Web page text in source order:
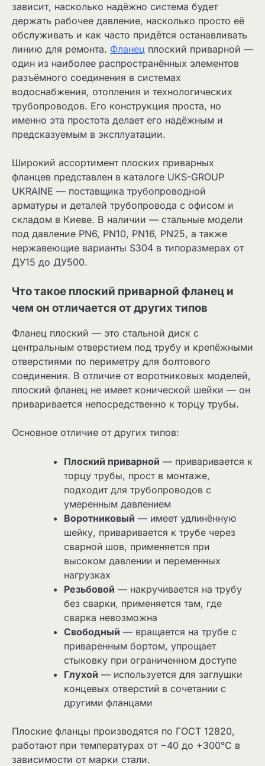
зависит, насколько надёжно система будет
держать рабочее давление, насколько просто её
обслуживать и как часто придётся останавливать
линию для ремонта. Фланец плоский приварной —
один из наиболее распространённых элементов
разъёмного соединения в системах
водоснабжения, отопления и технологических
трубопроводов. Его конструкция проста, но
именно эта простота делает его надёжным и
предсказуемым в эксплуатации.
Широкий ассортимент плоских приварных
фланцев представлен в каталоге UKS-GROUP
UKRAINE — поставщика трубопроводной
арматуры и деталей трубопровода с офисом и
складом в Киеве. В наличии — стальные модели
под давление PN6, PN10, PN16, PN25, а также
нержавеющие варианты S304 в типоразмерах от
ДУ15 до ДУ500.
Что такое плоский приварной фланец и
чем он отличается от других типов
Фланец плоский — это стальной диск с
центральным отверстием под трубу и крепёжными
отверстиями по периметру для болтового
соединения. В отличие от воротниковых моделей,
плоский фланец не имеет конической шейки — он
приваривается непосредственно к торцу трубы.
Основное отличие от других типов:
Плоский приварной — приваривается к
торцу трубы, прост в монтаже,
подходит для трубопроводов с
умеренным давлением
Воротниковый — имеет удлинённую
шейку, приваривается к трубе через
сварной шов, применяется при
высоком давлении и переменных
нагрузках
Резьбовой — накручивается на трубу
без сварки, применяется там, где
сварка невозможна
Свободный — вращается на трубе с
приваренным бортом, упрощает
стыковку при ограниченном доступе
Глухой — используется для заглушки
концевых отверстий в сочетании с
другими фланцами
Плоские фланцы производятся по ГОСТ 12820,
работают при температурах от −40 до +300°С в
зависимости от марки стали.